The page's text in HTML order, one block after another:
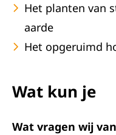
Het planten van
aarde
Het opgeruimd
Wat kun je
Wat vragen wij